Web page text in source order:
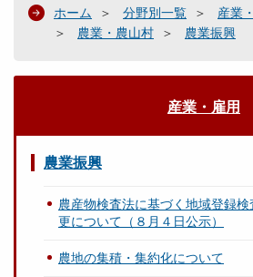
ホーム 分野別一覧
産業
農業・農山村
農業振興
産業・雇用
農業振興
農産物検査法に基づく地域登録
更について（８月４日公示）
農地の集積・集約化について